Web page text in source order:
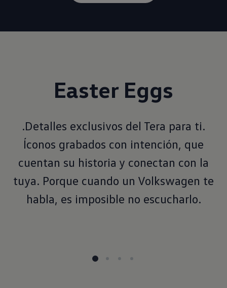
Easter Eggs
.Detalles exclusivos del Tera para ti.
Íconos grabados con intención, que
cuentan su historia y conectan con la
tuya. Porque cuando un Volkswagen te
habla, es imposible no escucharlo.